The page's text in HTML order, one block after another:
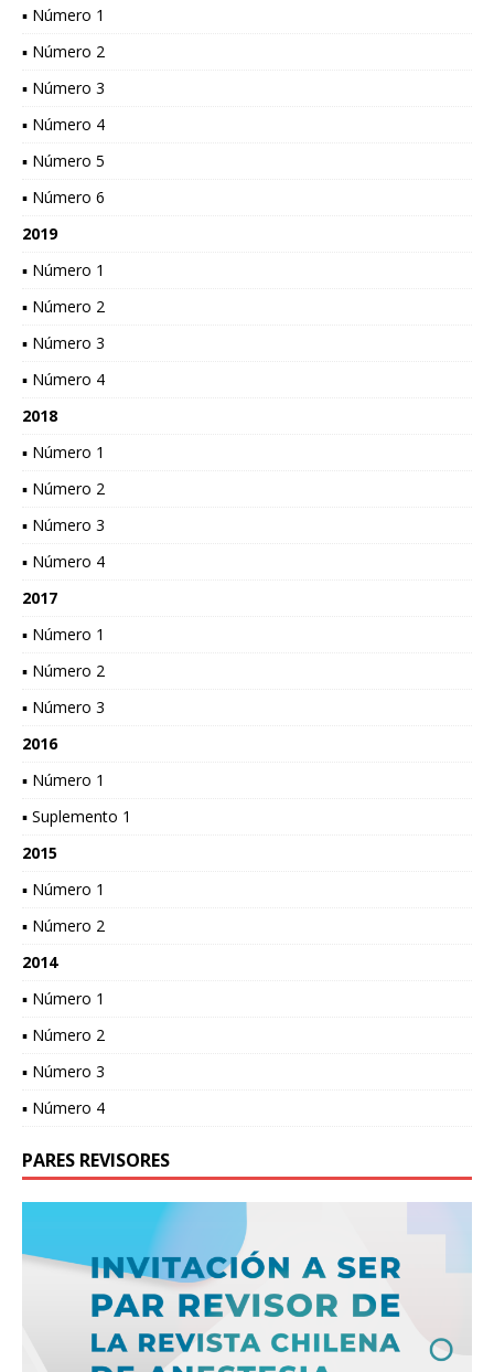
▪ Número 1
▪ Número 2
▪ Número 3
▪ Número 4
▪ Número 5
▪ Número 6
2019
▪ Número 1
▪ Número 2
▪ Número 3
▪ Número 4
2018
▪ Número 1
▪ Número 2
▪ Número 3
▪ Número 4
2017
▪ Número 1
▪ Número 2
▪ Número 3
2016
▪ Número 1
▪ Suplemento 1
2015
▪ Número 1
▪ Número 2
2014
▪ Número 1
▪ Número 2
▪ Número 3
▪ Número 4
PARES REVISORES